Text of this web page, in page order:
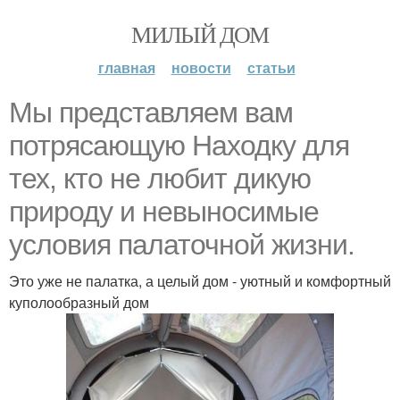
МИЛЫЙ ДОМ
главная новости статьи
Мы представляем вам
потрясающую Находку для
тех, кто не любит дикую
природу и невыносимые
условия палаточной жизни.
Это уже не палатка, а целый дом - уютный и комфортный
куполообразный дом